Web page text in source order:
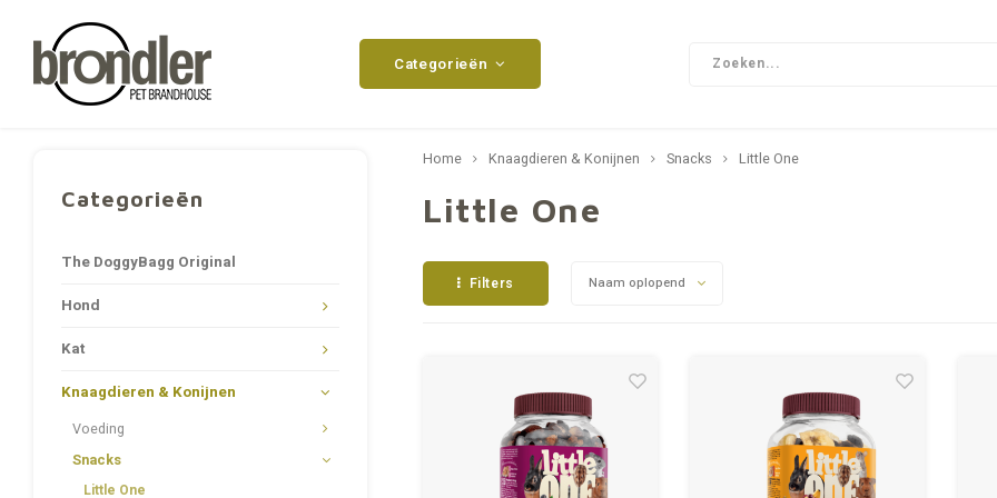
Categorieën
Categorieën
The DoggyBagg Original
Hond
Kat
Knaagdieren & Konijnen
Voeding
Snacks
Little One
Home Knaagdieren & Konijnen Snacks Little One
Little One
Filters Naam oplopend